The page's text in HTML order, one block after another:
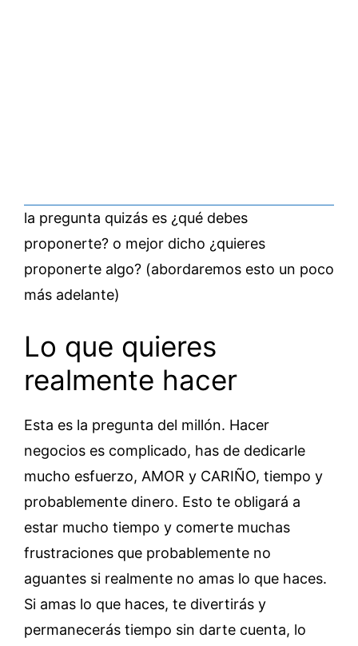
la pregunta quizás es ¿qué debes
proponerte? o mejor dicho ¿quieres
proponerte algo? (abordaremos esto un poco
más adelante)
Lo que quieres
realmente hacer
Esta es la pregunta del millón. Hacer
negocios es complicado, has de dedicarle
mucho esfuerzo, AMOR y CARIÑO, tiempo y
probablemente dinero. Esto te obligará a
estar mucho tiempo y comerte muchas
frustraciones que probablemente no
aguantes si realmente no amas lo que haces.
Si amas lo que haces, te divertirás y
permanecerás tiempo sin darte cuenta, lo